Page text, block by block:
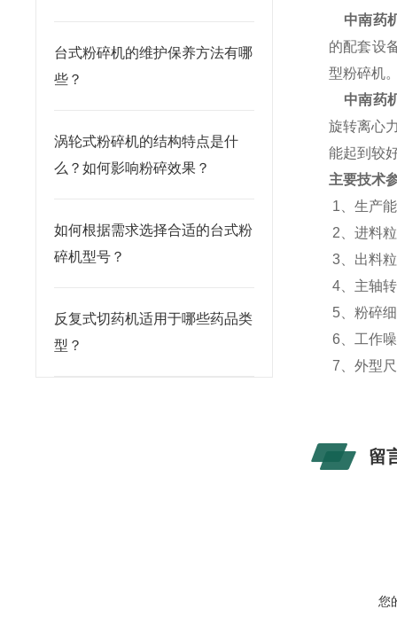
台式粉碎机的维护保养方法有哪
些？
涡轮式粉碎机的结构特点是什
么？如何影响粉碎效果？
如何根据需求选择合适的台式粉
碎机型号？
反复式切药机适用于哪些药品类
型？
中南药
的配套设
型粉碎机
中南药
旋转离心
能起到较
主要技术
1、生产
2、进料
3、出料
4、主轴
5、粉碎
6、工作
7、外型
留
您